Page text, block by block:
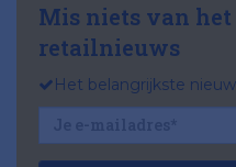
Mis niets van
retailnieuws
Het belangrijkste